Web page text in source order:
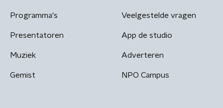
Programma's
Presentatoren
Muziek
Gemist
Veelgestelde vragen
App de studio
Adverteren
NPO Campus